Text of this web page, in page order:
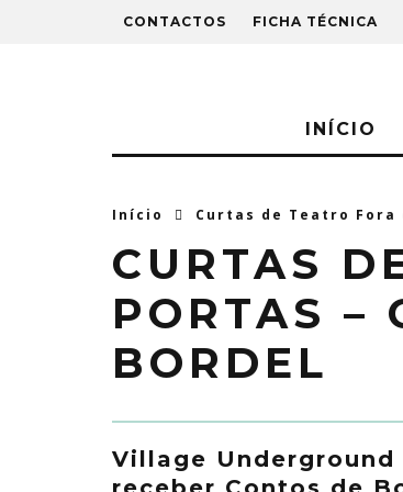
CONTACTOS FICHA TÉCNICA
INÍCIO
Início Curtas de Teatro Fora
CURTAS
PORTAS –
BORDEL
Village Underground